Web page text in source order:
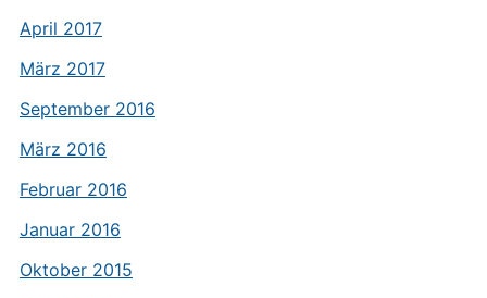
April 2017
März 2017
September 2016
März 2016
Februar 2016
Januar 2016
Oktober 2015